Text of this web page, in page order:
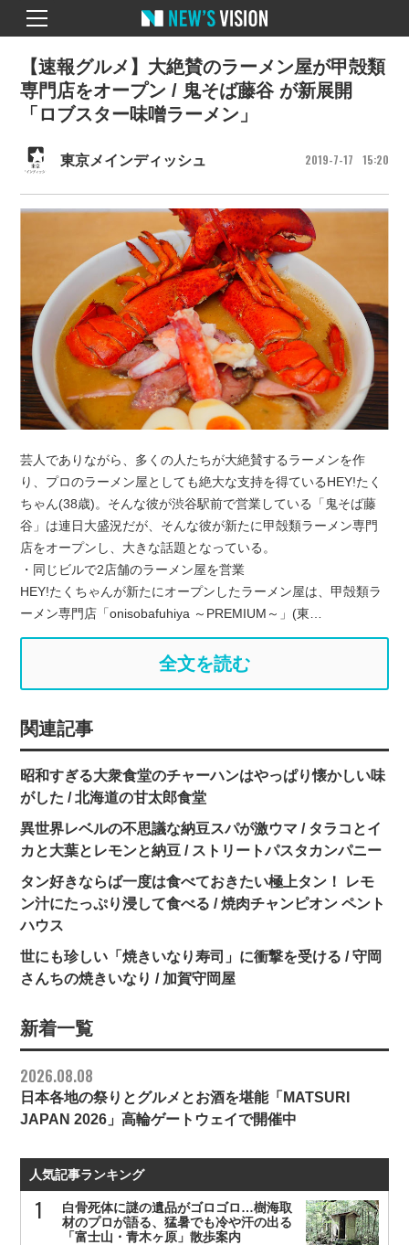
東京メインディッシュ 2019 7 17 15 20
【速報グルメ】大絶賛のラーメン屋が甲殻類
専門店をオープン / 鬼そば藤谷 が新展開
「ロブスター味噌ラーメン」
芸人でありながら、多くの人たちが大絶賛するラーメンを作
り、プロのラーメン屋としても絶大な支持を得ているHEY!たく
ちゃん(38歳)。そんな彼が渋谷駅前で営業している「鬼そば藤
谷」は連日大盛況だが、そんな彼が新たに甲殻類ラーメン専門
店をオープンし、大きな話題となっている。
・同じビルで2店舗のラーメン屋を営業
HEY!たくちゃんが新たにオープンしたラーメン屋は、甲殻類ラ
ーメン専門店「onisobafuhiya ～PREMIUM～」(東…
全文を読む
関連記事
昭和すぎる大衆食堂のチャーハンはやっぱり懐かしい味
がした / 北海道の甘太郎食堂
異世界レベルの不思議な納豆スパが激ウマ / タラコとイ
カと大葉とレモンと納豆 / ストリートパスタカンパニー
タン好きならば一度は食べておきたい極上タン！ レモ
ン汁にたっぷり浸して食べる / 焼肉チャンピオン ペント
ハウス
世にも珍しい「焼きいなり寿司」に衝撃を受ける / 守岡
さんちの焼きいなり / 加賀守岡屋
新着一覧
2026.08.08
日本各地の祭りとグルメとお酒を堪能「MATSURI
JAPAN 2026」高輪ゲートウェイで開催中
人気記事ランキング
白骨死体に謎の遺品がゴロゴロ…樹海取
材のプロが語る、猛暑でも冷や汗の出る
「富士山・青木ヶ原」散歩案内